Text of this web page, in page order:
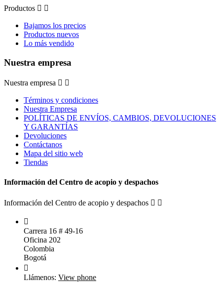
Productos  
Bajamos los precios
Productos nuevos
Lo más vendido
Nuestra empresa
Nuestra empresa  
Términos y condiciones
Nuestra Empresa
POLÍTICAS DE ENVÍOS, CAMBIOS, DEVOLUCIONES
Y GARANTÍAS
Devoluciones
Contáctanos
Mapa del sitio web
Tiendas
Información del Centro de acopio y despachos
Información del Centro de acopio y despachos  

Carrera 16 # 49-16
Oficina 202
Colombia
Bogotá

Llámenos: View phone